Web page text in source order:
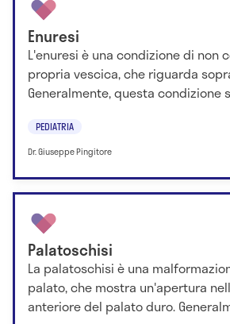
Enuresi
L'enuresi è una condizione di non
propria vescica, che riguarda
Generalmente, questa condizione
PEDIATRIA
Dr. Giuseppe Pingitore
Palatoschisi
La palatoschisi è una
palato, che mostra un'apertura
anteriore del palato duro.